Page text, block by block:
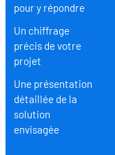
pour y répondre
Un chiffrage
précis de votre
projet
Une présentation
détaillée de la
solution
envisagée